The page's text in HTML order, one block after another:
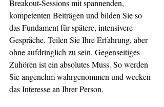
Breakout-Sessions mit spannenden,
kompetenten Beiträgen und bilden Sie so
das Fundament für spätere, intensivere
Gespräche. Teilen Sie Ihre Erfahrung, aber
ohne aufdringlich zu sein. Gegenseitiges
Zuhören ist ein absolutes Muss. So werden
Sie angenehm wahrgenommen und wecken
das Interesse an Ihrer Person.